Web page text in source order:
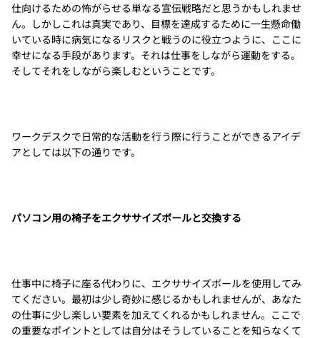
仕向けるための怖がらせる単なる宣伝戦略だと思うかもしれませ
ん。しかしこれは真実であり、目標を達成するために一生懸命働
いている時に病気になるリスクと戦うのに役立つように、ここに
幸せになる手段があります。それは仕事をしながら運動をする。
そしてそれをしながら楽しむということです。
ワークデスクで日常的な活動を行う際に行うことができるアイデ
アとしては以下の通りです。
パソコン用の椅子をエクササイズボールと交換する
仕事中に椅子に座る代わりに、エクササイズボールを使用してみ
てください。最初は少し奇妙に感じるかもしれませんが、あなた
の仕事に少し楽しい要素を加えてくれるかもしれません。ここで
の重要なポイントとしては自分はそうしていることを知らなくて